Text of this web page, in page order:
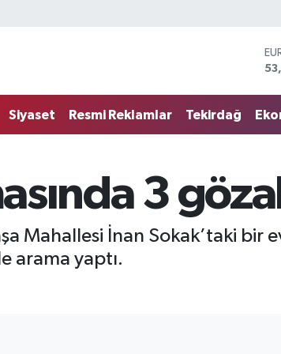
Siyaset Resmi Reklamlar Tekirdağ
3
Mahallesi İnan Sokak’taki bir
arama yaptı.